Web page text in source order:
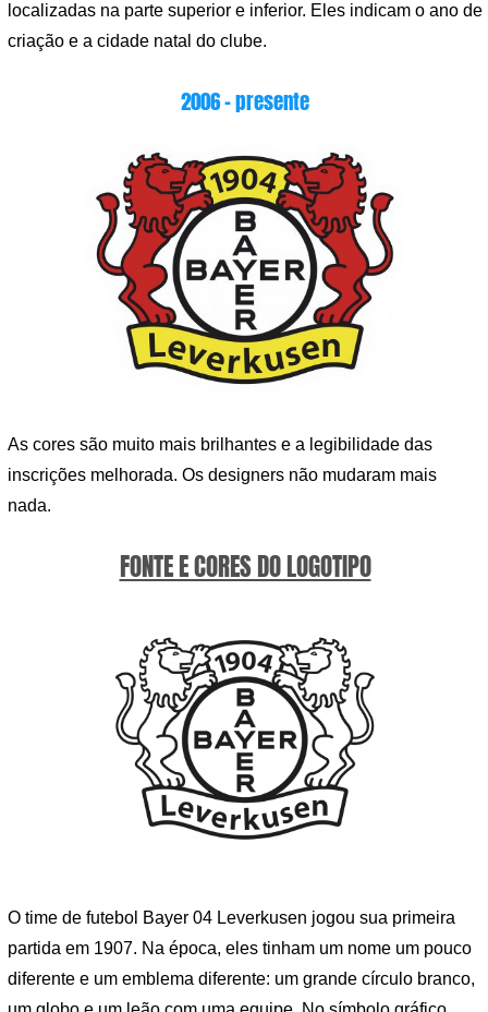
localizadas na parte superior e inferior. Eles indicam o ano de
criação e a cidade natal do clube.
2006 – presente
As cores são muito mais brilhantes e a legibilidade das
inscrições melhorada. Os designers não mudaram mais
nada.
FONTE E CORES DO LOGOTIPO
O time de futebol Bayer 04 Leverkusen jogou sua primeira
partida em 1907. Na época, eles tinham um nome um pouco
diferente e um emblema diferente: um grande círculo branco,